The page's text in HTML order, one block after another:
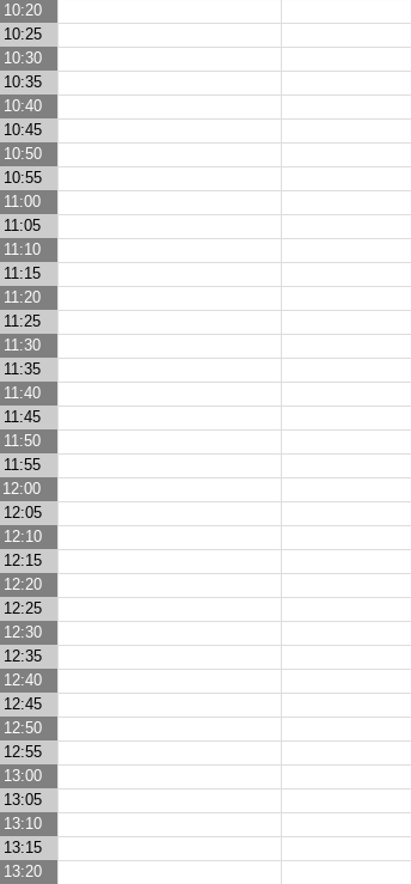
10:20
10:25
10:30
10:35
10:40
10:45
10:50
10:55
12:05
12:10
12:15
12:20
12:25
12:30
12:35
12:40
12:45
12:50
12:55
13:00
13:05
13:10
13:15
13:20